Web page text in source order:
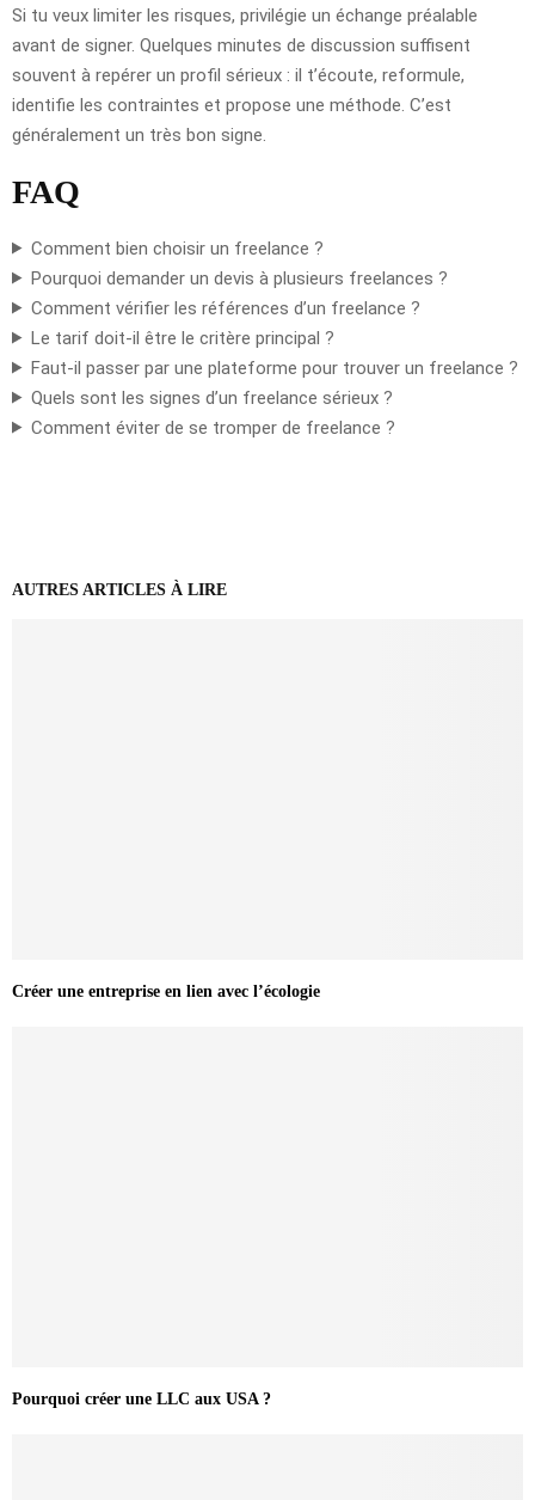
Si tu veux limiter les risques, privilégie un échange préalable
avant de signer. Quelques minutes de discussion suffisent
souvent à repérer un profil sérieux : il t’écoute, reformule,
identifie les contraintes et propose une méthode. C’est
généralement un très bon signe.
FAQ
Comment bien choisir un freelance ?
Pourquoi demander un devis à plusieurs freelances ?
Comment vérifier les références d’un freelance ?
Le tarif doit-il être le critère principal ?
Faut-il passer par une plateforme pour trouver un freelance ?
Quels sont les signes d’un freelance sérieux ?
Comment éviter de se tromper de freelance ?
AUTRES ARTICLES À LIRE
Créer une entreprise en lien avec l’écologie
Pourquoi créer une LLC aux USA ?